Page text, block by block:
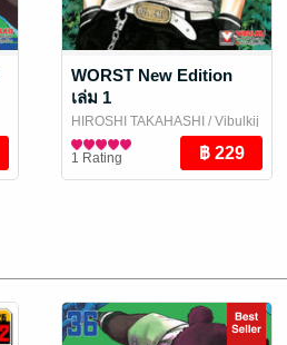
WORST New Edition
เล่ม 1
HIROSHI TAKAHASHI / Vibulkij
Publishing
การ์ตูนทั่วไป
1 Rating